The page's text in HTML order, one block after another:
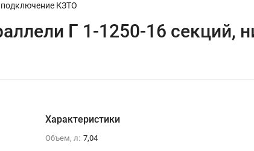
подключение КЗТО
Г 1-1250-16
Характеристики
Объем, л: 7,04